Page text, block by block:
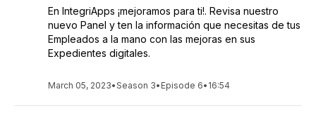
En IntegriApps ¡mejoramos para ti!. Revisa nuestro
nuevo Panel y ten la información que necesitas de tus
Empleados a la mano con las mejoras en sus
Expedientes digitales.
March 05, 2023•Season 3• Episode 6• 16:54